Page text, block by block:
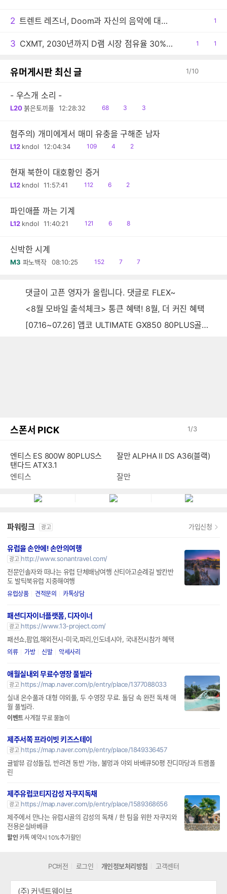
2 트렌트 레즈너, Doom과 자신의 음악에 대한 생각 밝혀
공1
3 CXMT, 2030년까지 D램 시장 점유율 30% 목표
공1
댓1
유머게시판 최신 글 1/10
- 우스개 소리 -
L20 붉은토끼풀 12:28:32
읽
68
공
3
댓
3
혐주의) 개미에게서 매미 유충을 구해준 남자
L12 kndol 12:04:34
읽
109
공
4
댓
2
현재 북한이 대호황인 증거
L12 kndol 11:57:41
읽
112
공
6
댓
2
파인애플 까는 기계
L12 kndol 11:40:21
읽
121
공
6
댓
8
신박한 시계
M3 파노백작 08:10:25
읽
152
공
7
댓
7
댓글이 고픈 영자가 올립니다. 댓글로 FLEX~
<8월 모바일 출석체크> 통큰 혜택! 8월, 더 커진 혜택
[07.16~07.26] 앱코 ULTIMATE GX850 80PLUS골드 풀모듈러 ATX3.0 블랙
스폰서 PICK 1/3
엔티스 ES 800W 80PLUS스
탠다드 ATX3.1
엔티스
잘만 ALPHA II DS A36(블랙)
잘만
파워링크 광고 가입신청
유럽을 손안에! 손안의여행
광고 http://www.sonantravel.com/
전문인솔자와 떠나는 유럽 단체배낭여행 산티아고순례길 발칸반
도 발틱북유럽 지중해여행
유럽상품 견적문의 카톡상담
패션디자이너플랫폼, 디자이너
광고 https://www.13-project.com/
패션쇼,팝업,해외전시-미국,파리,인도네시아, 국내전시참가 혜택
의류 가방 신발 악세사리
애월실내외 무료수영장 풀빌라
광고 https://map.naver.com/p/entry/place/1377088033
실내 온수풀과 대형 야외풀, 두 수영장 무료. 돌담 속 완전 독채 애
월 풀빌라.
이벤트사계절 무료 물놀이
제주서쪽 프라이빗 키즈스테이
광고 https://map.naver.com/p/entry/place/1849336457
귤밭뷰 감성돌집, 반려견 동반 가능, 불멍과 야외 바베큐50평 잔디마당과 트램폴
린
제주유럽코티지감성 자쿠지독채
광고 https://map.naver.com/p/entry/place/1589368656
제주에서 만나는 유럽시골의 감성의 독채 / 한 팀을 위한 자쿠지와
전용온실바베큐
할인 카톡 예약시 10%추가할인
PC버전 로그인 개인정보처리방침 고객센터
(주) 커넥트웨이브